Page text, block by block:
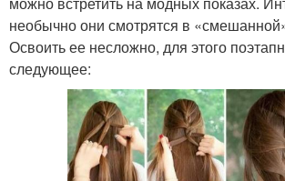
необычно они смотрятся в
Освоить ее несложно, для этого
следующее: